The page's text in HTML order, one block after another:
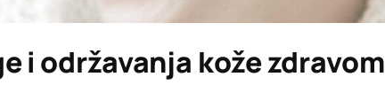
i održavanja kože zdravom